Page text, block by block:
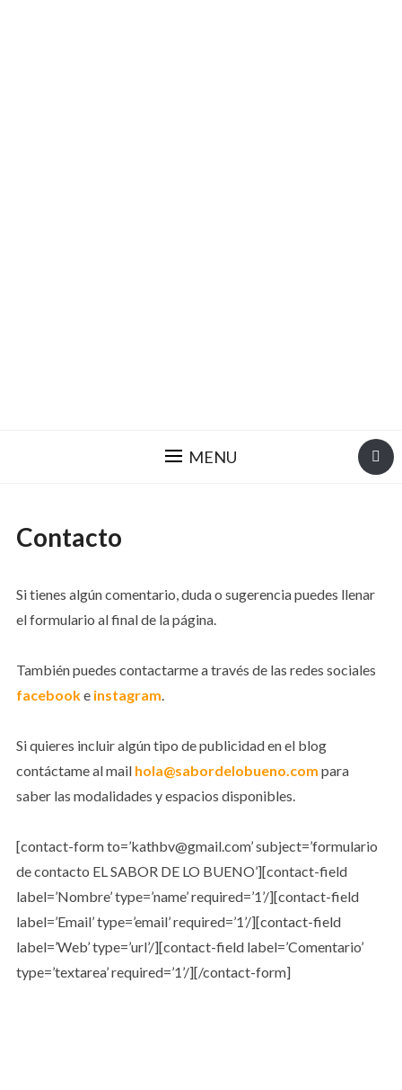
MENU
Contacto
Si tienes algún comentario, duda o sugerencia puedes llenar
el formulario al final de la página.
También puedes contactarme a través de las redes sociales
facebooke instagram.
Si quieres incluir algún tipo de publicidad en el blog
contáctame al mail hola@sabordelobueno.com para
saber las modalidades y espacios disponibles.
[contact-form to=’kathbv@gmail.com’ subject=’formulario
de contacto EL SABOR DE LO BUENO’][contact-field
label=’Nombre’ type=’name’ required=’1’/][contact-field
label=’Email’ type=’email’ required=’1’/][contact-field
label=’Web’ type=’url’/][contact-field label=’Comentario’
type=’textarea’ required=’1’/][/contact-form]